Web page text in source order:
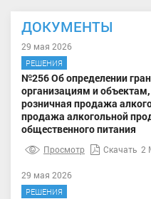
ДОКУМЕНТЫ
29 мая 2026
РЕШЕНИЯ
№256 Об определении
организациям и
розничная продажа
продажа алкогольной
общественного питания
Просмотр Скачать 2
29 мая 2026
РЕШЕНИЯ